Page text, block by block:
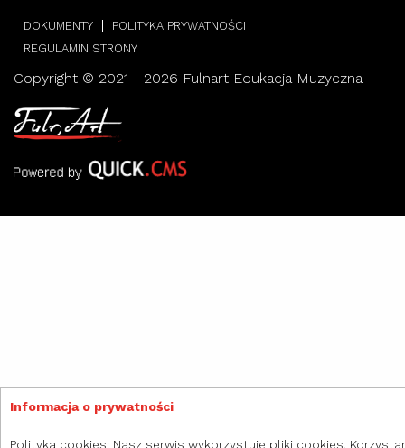
Informacja o prywatności
Polityka cookies: Nasz serwis wykorzystuje pliki cookies.
DOKUMENTY
POLITYKA PRYWATNOŚCI
REGULAMIN STRONY
Copyright © 2021 - 2026 Fulnart Edukacja Muzyczna